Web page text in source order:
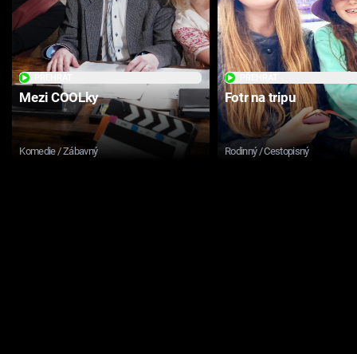
Mezi COOLky
Komedie / Zábavný
Fotr na tripu
Rodinný / Cestopisný